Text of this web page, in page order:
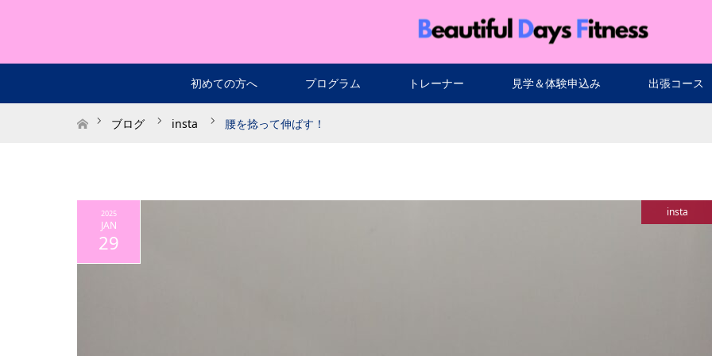
初めての方へ プログラム トレーナー 見学＆体験申込み 出張コース
ホームブログ insta 腰を捻って伸ばす！
2025
JAN
29
insta